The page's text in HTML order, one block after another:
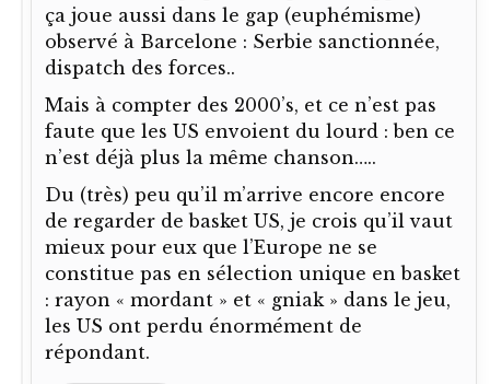
ça joue aussi dans le gap (euphémisme)
observé à Barcelone : Serbie sanctionnée,
dispatch des forces..
Mais à compter des 2000’s, et ce n’est pas
faute que les US envoient du lourd : ben ce
n’est déjà plus la même chanson…..
Du (très) peu qu’il m’arrive encore encore
de regarder de basket US, je crois qu’il vaut
mieux pour eux que l’Europe ne se
constitue pas en sélection unique en basket
: rayon « mordant » et « gniak » dans le jeu,
les US ont perdu énormément de
répondant.